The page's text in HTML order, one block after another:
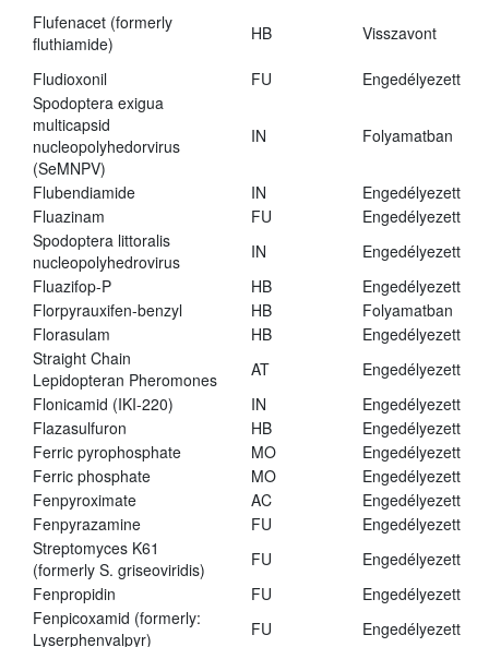
Flufenacet (formerly
fluthiamide)
HB Visszavont
Fludioxonil FU
Engedélyezett
Spodoptera exigua
multicapsid
nucleopolyhedorvirus
(SeMNPV)
IN Folyamatban
Flubendiamide IN
Engedélyezett
Fluazinam
FU
Engedélyezett
Spodoptera littoralis
nucleopolyhedrovirus
IN
Engedélyezett
Fluazifop-P
HB
Engedélyezett
Florpyrauxifen-benzyl
HB
Folyamatban
Florasulam
HB
Engedélyezett
Straight Chain
Lepidopteran Pheromones
AT
Engedélyezett
Flonicamid (IKI-220)
IN
Engedélyezett
Flazasulfuron
HB
Engedélyezett
Ferric pyrophosphate
MO
Engedélyezett
Ferric phosphate
MO
Engedélyezett
Fenpyroximate
AC
Engedélyezett
Fenpyrazamine
FU
Engedélyezett
Streptomyces K61
(formerly S. griseoviridis)
FU
Engedélyezett
Fenpropidin
FU
Engedélyezett
Fenpicoxamid (formerly:
Lyserphenvalpyr)
FU
Engedélyezett